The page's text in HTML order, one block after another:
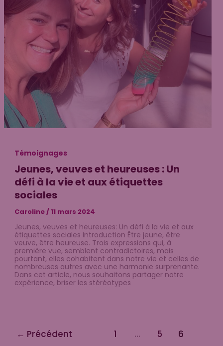
Témoignages
Jeunes, veuves et heureuses : Un
défi à la vie et aux étiquettes
sociales
Caroline/11 mars 2024
Jeunes, veuves et heureuses: Un défi à la vie et aux
étiquettes sociales Introduction Être jeune, être
veuve, être heureuse. Trois expressions qui, à
première vue, semblent contradictoires, mais
pourtant, elles cohabitent dans notre vie et celles de
nombreuses autres avec une harmonie surprenante.
Dans cet article, nous souhaitons partager notre
expérience, briser les stéréotypes
← Précédent 1 … 5 6